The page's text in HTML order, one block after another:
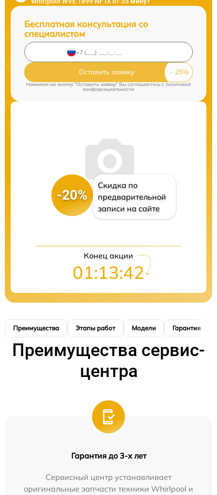
Бесплатная консультация со
специалистом
Оставить заявку
Нажимая на кнопку "Оставить заявку" Вы соглашаетесь c политикой
конфиденциальности
-20%
Скидка по
предварительной
записи на сайте
Конец акции
01:13:41
Преимущества Этапы работ Модели Гарантия
Преимущества сервис-
центра
Гарантия до 3-х лет
Сервисный центр устанавливает
оригинальные запчасти техники Whirlpool и